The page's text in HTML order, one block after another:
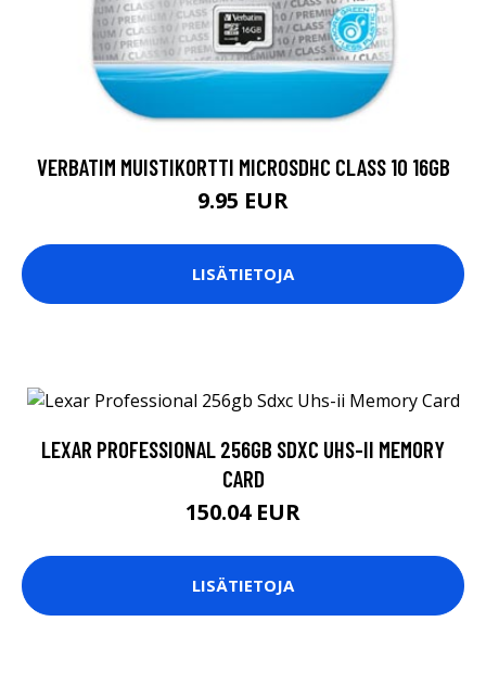
VERBATIM MUISTIKORTTI MICROSDHC CLASS 10 16GB
9.95 EUR
LISÄTIETOJA
LEXAR PROFESSIONAL 256GB SDXC UHS-II MEMORY
CARD
150.04 EUR
LISÄTIETOJA